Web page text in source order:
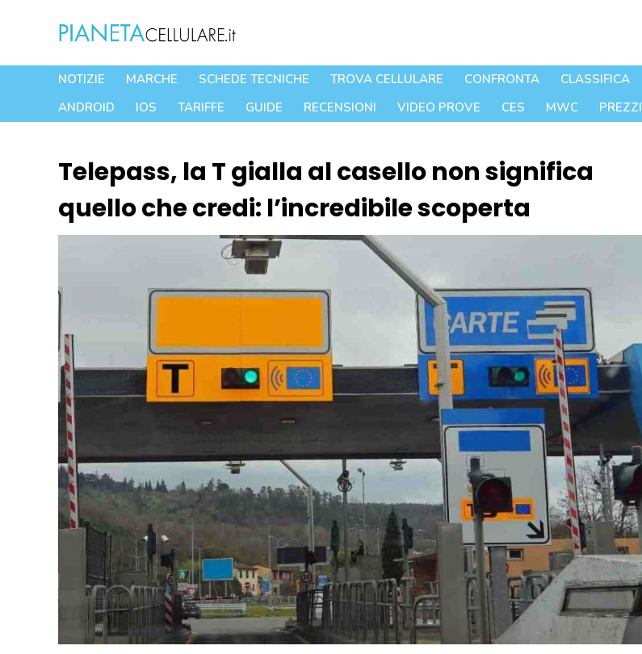
contenuto
NOTIZIE MARCHE SCHEDE TECNICHE TROVA CELLULARE CONFRONTA CLASSIFICA
ANDROID
IOS TARIFFE GUIDE RECENSIONI VIDEO PROVE CES MWC PREZZI
Telepass, la T gialla al casello non significa
quello che credi: l’incredibile scoperta